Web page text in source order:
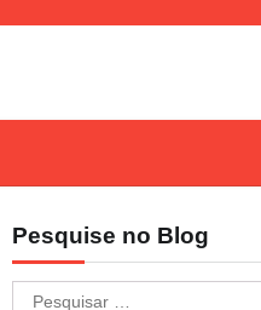
Pesquise no Blog
Pesquisar